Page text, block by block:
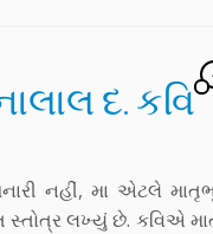
દ. કવિ
નહીં, મા એટલે
સ્તોત્ર લખ્યું છે. કવિએ